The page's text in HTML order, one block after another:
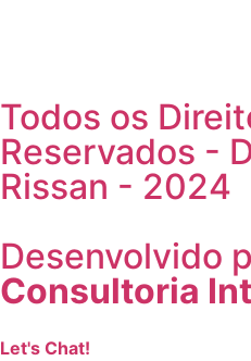
Todos os
Reservados -
Rissan - 2024
Desenvolvido
Consultoria
Let's Chat!